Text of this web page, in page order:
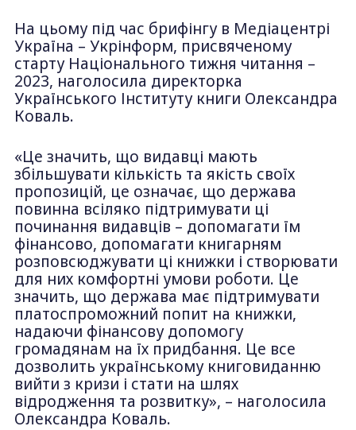
На цьому під час брифінгу в Медіацентрі
Україна – Укрінформ, присвяченому
старту Національного тижня читання –
2023, наголосила директорка
Українського Інституту книги Олександра
Коваль.
«Це значить, що видавці мають
збільшувати кількість та якість своїх
пропозицій, це означає, що держава
повинна всіляко підтримувати ці
починання видавців – допомагати їм
фінансово, допомагати книгарням
розповсюджувати ці книжки і створювати
для них комфортні умови роботи. Це
значить, що держава має підтримувати
платоспроможний попит на книжки,
надаючи фінансову допомогу
громадянам на їх придбання. Це все
дозволить українському книговиданню
вийти з кризи і стати на шлях
відродження та розвитку», – наголосила
Олександра Коваль.